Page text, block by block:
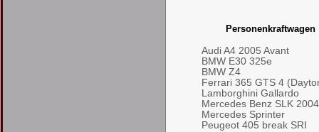
Personenkraftwagen
Audi A4 2005 Avant
BMW E30 325e
BMW Z4
Ferrari 365 GTS 4
Lamborghini Gallardo
Mercedes Benz SLK
Mercedes Sprinter
Peugeot 405 break SRI